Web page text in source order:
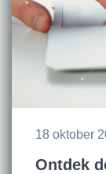
18 oktober
Ontdek